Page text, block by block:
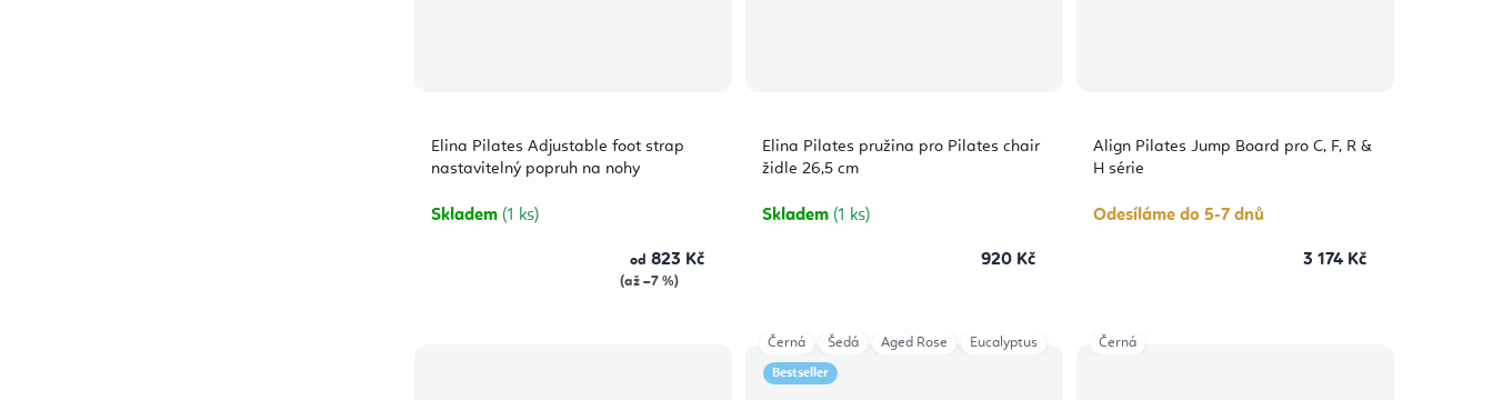
Elina Pilates Adjustable foot strap
nastavitelný popruh na nohy
Skladem (1 ks)
od 823 Kč
(až –7 %)
Elina Pilates pružina pro Pilates chair
židle 26,5 cm
Skladem (1 ks)
920 Kč
Align Pilates Jump Board pro C, F, R &
H série
Odesíláme do 5-7 dnů
3 174 Kč
Bestseller
Černá Šedá Aged Rose Eucalyptus Černá